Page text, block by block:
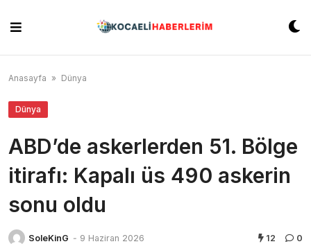
content
Anasayfa » Dünya
Dünya
ABD’de askerlerden 51. Bölge
itirafı: Kapalı üs 490 askerin
sonu oldu
SoleKinG - 9 Haziran 2026 12 0